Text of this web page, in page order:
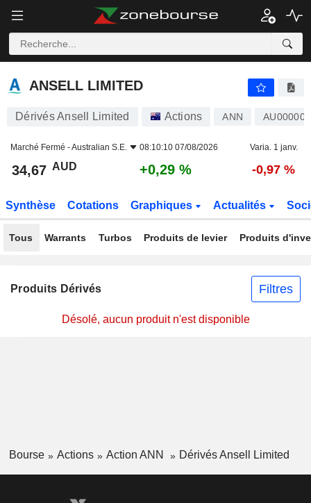
ANSELL LIMITED
ANSELL LIMITED
Dérivés Ansell Limited Actions ANN
Marché Fermé -Australian S.E. 08:10:10 07/08/2026 Varia. 1 janv.
34,67 AUD +0,29 % -0,97 %
Synthèse Cotations Graphiques Actualités
Tous Warrants Turbos Produits de levier Produits
Produits Dérivés Filtres
Désolé, aucun produit n'est disponible
Bourse Actions Action ANN Dérivés Ansell Limited